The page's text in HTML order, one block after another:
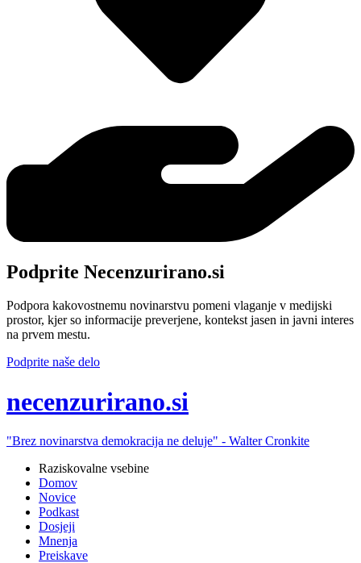
Podprite Necenzurirano.si
Podpora kakovostnemu novinarstvu pomeni vlaganje v medijski
prostor, kjer so informacije preverjene, kontekst jasen in javni interes
na prvem mestu.
Podprite naše delo
necenzurirano.si
"Brez novinarstva demokracija ne deluje" - Walter Cronkite
Raziskovalne vsebine
Domov
Novice
Podkast
Dosjeji
Mnenja
Preiskave